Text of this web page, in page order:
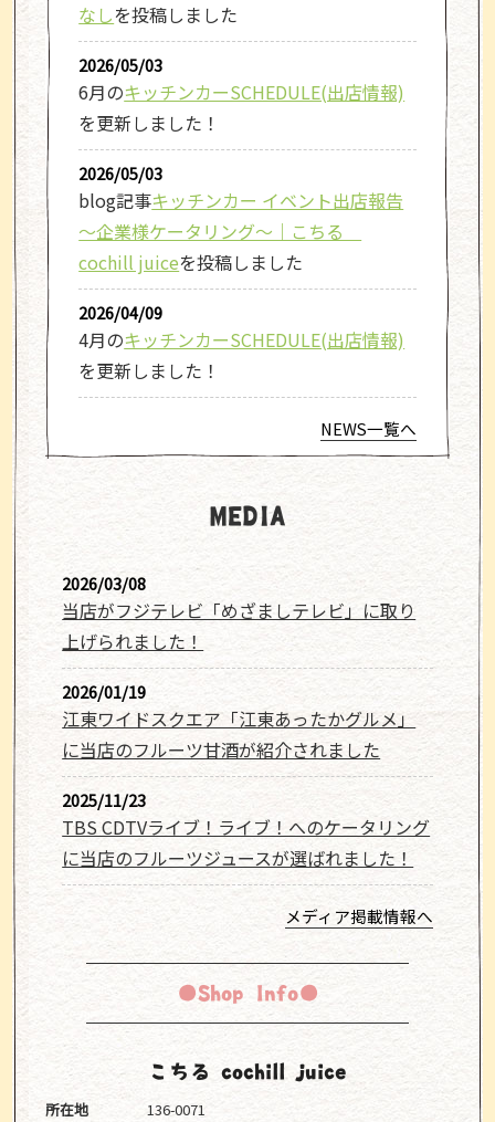
なしを投稿しました
2026/05/03
6月のキッチンカーSCHEDULE(出店情報)
を更新しました！
2026/05/03
blog記事キッチンカー イベント出店報告
～企業様ケータリング～｜こちる
cochill juiceを投稿しました
2026/04/09
4月のキッチンカーSCHEDULE(出店情報)
を更新しました！
NEWS一覧へ
MEDIA
2026/03/08
当店がフジテレビ「めざましテレビ」に取り
上げられました！
2026/01/19
江東ワイドスクエア「江東あったかグルメ」
に当店のフルーツ甘酒が紹介されました
2025/11/23
TBS CDTVライブ！ライブ！へのケータリング
に当店のフルーツジュースが選ばれました！
メディア掲載情報へ
●Shop Info●
こちる cochill juice
所在地
136-0071